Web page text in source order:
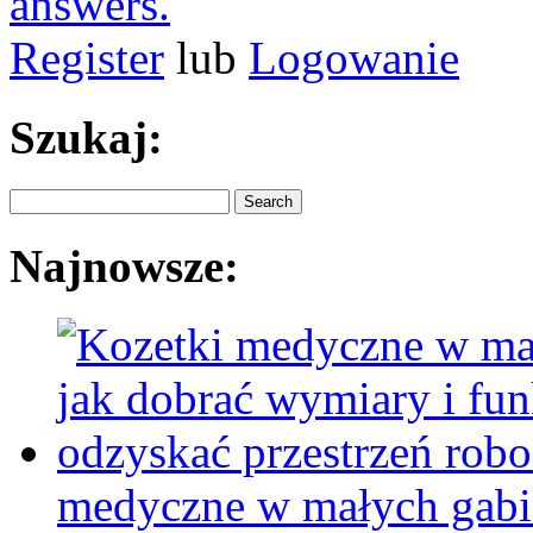
Register lub Logowanie
Szukaj:
Najnowsze:
medyczne w małych